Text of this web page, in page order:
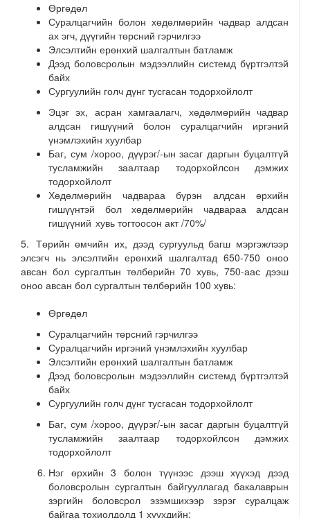
Өргөдөл
Суралцагчийн болон хөдөлмөрийн чадвар алдсан
ах эгч, дүүгийн төрсний гэрчилгээ
Элсэлтийн ерөнхий шалгалтын батламж
Дээд боловсролын мэдээллийн системд бүртгэлтэй
байх
Сургуулийн голч дүнг тусгасан тодорхойлолт
Эцэг эх, асран хамгаалагч, хөдөлмөрийн чадвар
алдсан гишүүний болон суралцагчийн иргэний
үнэмлэхийн хуулбар
Баг, сум /хороо, дүүрэг/-ын засаг даргын буцалтгүй
тусламжийн заалтаар тодорхойлсон дэмжих
тодорхойлолт
Хөдөлмөрийн чадвараа бүрэн алдсан өрхийн
гишүүнтэй бол хөдөлмөрийн чадвараа алдсан
гишүүний хувь тогтоосон акт /70%/
5. Төрийн өмчийн их, дээд сургуульд багш мэргэжлээр
элсэгч нь элсэлтийн ерөнхий шалгалтад 650-750 оноо
авсан бол сургалтын төлбөрийн 70 хувь, 750-аас дээш
оноо авсан бол сургалтын төлбөрийн 100 хувь:
Өргөдөл
Суралцагчийн төрсний гэрчилгээ
Суралцагчийн иргэний үнэмлэхийн хуулбар
Элсэлтийн ерөнхий шалгалтын батламж
Дээд боловсролын мэдээллийн системд бүртгэлтэй
байх
Сургуулийн голч дүнг тусгасан тодорхойлолт
Баг, сум /хороо, дүүрэг/-ын засаг даргын буцалтгүй
тусламжийн заалтаар тодорхойлсон дэмжих
тодорхойлолт
Нэг өрхийн 3 болон түүнээс дээш хүүхэд дээд
боловсролын сургалтын байгууллагад бакалаврын
зэргийн боловсрол эзэмшихээр зэрэг суралцаж
байгаа тохиолдолд 1 хүүхдийн: